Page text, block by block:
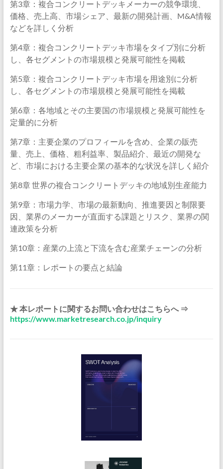
第3章：複合コンクリートデッキメーカーの競争環境、
価格、売上高、市場シェア、最新の開発計画、M&A情報
などを詳しく分析
第4章：複合コンクリートデッキ市場をタイプ別に分析
し、各セグメントの市場規模と発展可能性を掲載
第5章：複合コンクリートデッキ市場を用途別に分析
し、各セグメントの市場規模と発展可能性を掲載
第6章：各地域とその主要国の市場規模と発展可能性を
定量的に分析
第7章：主要企業のプロフィールを含め、企業の販売
量、売上、価格、粗利益率、製品紹介、最近の開発な
ど、市場における主要企業の基本的な状況を詳しく紹介
第8章 世界の複合コンクリートデッキの地域別生産能力
第9章：市場力学、市場の最新動向、推進要因と制限要
因、業界のメーカーが直面する課題とリスク、業界の関
連政策を分析
第10章：産業の上流と下流を含む産業チェーンの分析
第11章：レポートの要点と結論
★ 本レポートに関するお問い合わせはこちらへ ⇒
https://www.marketresearch.co.jp/inquiry